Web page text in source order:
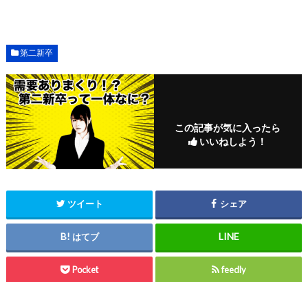
第二新卒
この記事が気に入ったら
いいねしよう！
ツイート シェア
はてブ
Pocket feedly